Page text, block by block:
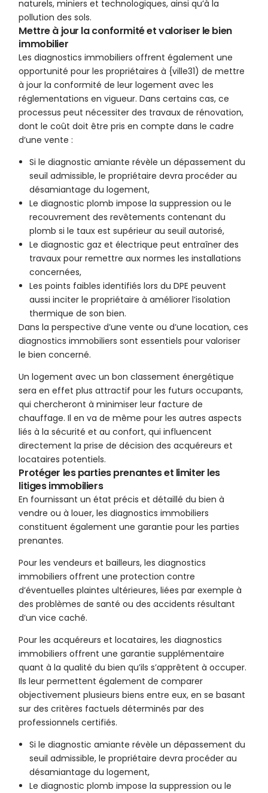
naturels, miniers et technologiques, ainsi qu’à la
pollution des sols.
Mettre à jour la conformité et valoriser le bien
immobilier
Les diagnostics immobiliers offrent également une
opportunité pour les propriétaires à {ville31) de mettre
à jour la conformité de leur logement avec les
réglementations en vigueur. Dans certains cas, ce
processus peut nécessiter des travaux de rénovation,
dont le coût doit être pris en compte dans le cadre
d’une vente :
Si le diagnostic amiante révèle un dépassement du
seuil admissible, le propriétaire devra procéder au
désamiantage du logement,
Le diagnostic plomb impose la suppression ou le
recouvrement des revêtements contenant du
plomb si le taux est supérieur au seuil autorisé,
Le diagnostic gaz et électrique peut entraîner des
travaux pour remettre aux normes les installations
concernées,
Les points faibles identifiés lors du DPE peuvent
aussi inciter le propriétaire à améliorer l’isolation
thermique de son bien.
Dans la perspective d’une vente ou d’une location, ces
diagnostics immobiliers sont essentiels pour valoriser
le bien concerné.
Un logement avec un bon classement énergétique
sera en effet plus attractif pour les futurs occupants,
qui chercheront à minimiser leur facture de
chauffage. Il en va de même pour les autres aspects
liés à la sécurité et au confort, qui influencent
directement la prise de décision des acquéreurs et
locataires potentiels.
Protéger les parties prenantes et limiter les
litiges immobiliers
En fournissant un état précis et détaillé du bien à
vendre ou à louer, les diagnostics immobiliers
constituent également une garantie pour les parties
prenantes.
Pour les vendeurs et bailleurs, les diagnostics
immobiliers offrent une protection contre
d’éventuelles plaintes ultérieures, liées par exemple à
des problèmes de santé ou des accidents résultant
d’un vice caché.
Pour les acquéreurs et locataires, les diagnostics
immobiliers offrent une garantie supplémentaire
quant à la qualité du bien qu’ils s’apprêtent à occuper.
Ils leur permettent également de comparer
objectivement plusieurs biens entre eux, en se basant
sur des critères factuels déterminés par des
professionnels certifiés.
Si le diagnostic amiante révèle un dépassement du
seuil admissible, le propriétaire devra procéder au
désamiantage du logement,
Le diagnostic plomb impose la suppression ou le